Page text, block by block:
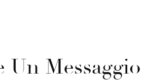
Un Messaggio